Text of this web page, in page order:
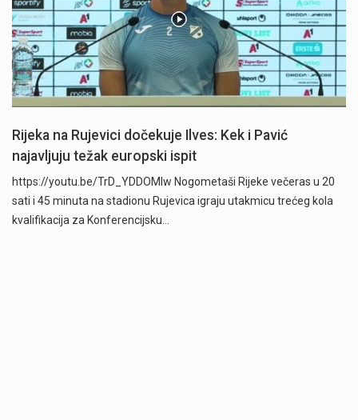
Rijeka na Rujevici dočekuje Ilves: Kek i Pavić
najavljuju težak europski ispit
https://youtu.be/TrD_YDDOMIw Nogometaši Rijeke večeras u 20
sati i 45 minuta na stadionu Rujevica igraju utakmicu trećeg kola
kvalifikacija za Konferencijsku…